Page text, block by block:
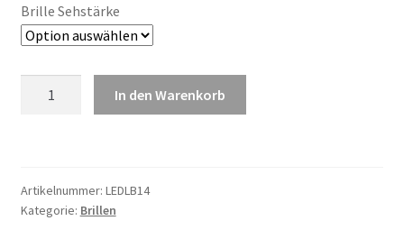
Brille Sehstärke
mit
Licht
In den Warenkorb
Artikelnummer: LEDLB14
Kategorie: Brillen